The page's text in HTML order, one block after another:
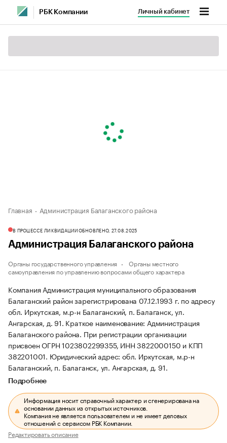
РБК Компании Личный кабинет
Главная Администрация Балаганского района
В ПРОЦЕССЕ ЛИКВИДАЦИИОБНОВЛЕНО, 27.08.2025
Администрация Балаганского района
Органы государственного управления
Органы местного
самоуправления по управлению вопросами общего характера
Компания Администрация муниципального образования
Балаганский район зарегистрирована 07.12.1993 г. по адресу
обл. Иркутская, м.р-н Балаганский, п. Балаганск, ул.
Ангарская, д. 91. Краткое наименование: Администрация
Балаганского района. При регистрации организации
присвоен ОГРН 1023802299355, ИНН 3822000150 и КПП
382201001. Юридический адрес: обл. Иркутская, м.р-н
Балаганский, п. Балаганск, ул. Ангарская, д. 91.
Подробнее
Информация носит справочный характер и сгенерирована на
основании данных из открытых источников.
Компания не является пользователем и не имеет деловых
отношений с сервисом РБК Компании.
Редактировать описание